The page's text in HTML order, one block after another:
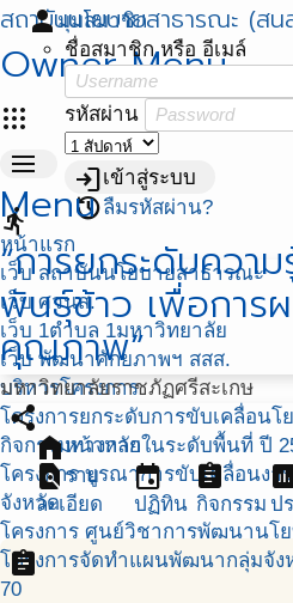
สถาบันนโยบายสาธารณะ (สน
Owner Menu
apps
personมุมสมาชิก
ชื่อสมาชิก หรือ อีเมล์
รหัสผ่าน
loginเข้าสู่ระบบ
restoreลืมรหัสผ่าน?
menu
Menu
หน้าแรก
เว็บ สถาบันนโยบายสาธารณะ
เว็บ ศวนส.
เว็บ 1ตำบล 1มหาวิทยาลัย
เว็บ พัฒนาศักยภาพฯ สสส.
บริหารโครงการ
โครงการยกระดับการขับเคลื่อนโ
กิจกรรมทางกายในระดับพื้นที่ ปี
โครงการ บูรณาการขับเคลื่อนงา
จังหวัด
โครงการ ศูนย์วิชาการพัฒนานโ
โครงการจัดทำแผนพัฒนากลุ่มจั
70
directions_run
“การยกระดับควา
พันธุ์ข้าว เพื่อการ
คุณภาพ”
มหาวิทยาลัยราชภัฏศรีสะเกษ
share
homeหน้าหลัก
find_in_pageราย
ละเอียด
event
ปฏิทิน
assignment
กิจกรรม ป
assignment